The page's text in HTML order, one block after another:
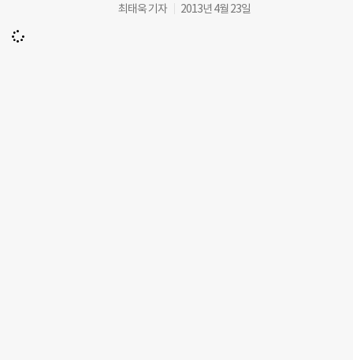
최태욱 기자 2013년 4월 23일